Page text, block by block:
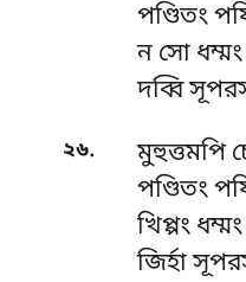
পণ্ডিতং
ন সো ধম্মং
দব্বি
২৬.
মুহুত্তমপি
পণ্ডিতং
খিপ্পং
জিৰ্হা